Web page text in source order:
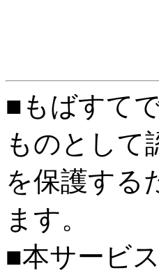
■もばすて
ものとして
を保護する
ます。
■本サービ